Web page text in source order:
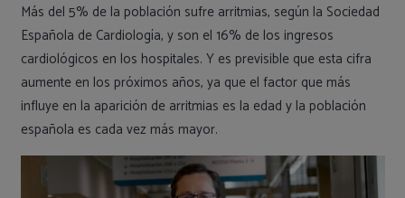
Más del 5% de la población sufre arritmias, según la Sociedad
Española de Cardiología, y son el 16% de los ingresos
cardiológicos en los hospitales. Y es previsible que esta cifra
aumente en los próximos años, ya que el factor que más
influye en la aparición de arritmias es la edad y la población
española es cada vez más mayor.